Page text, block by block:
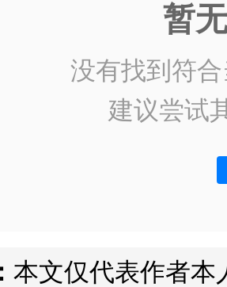
暂
没有找到符
建议尝试
本文仅代表作者本